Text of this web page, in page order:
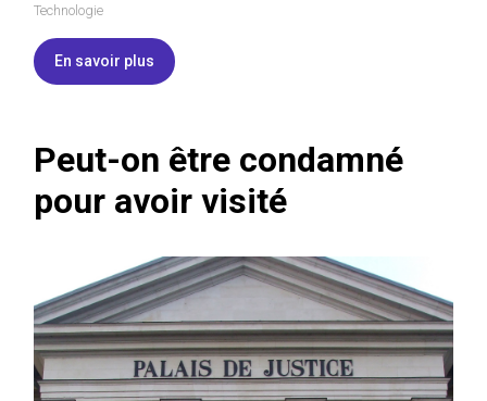
Technologie
En savoir plus
Peut-on être condamné
pour avoir visité